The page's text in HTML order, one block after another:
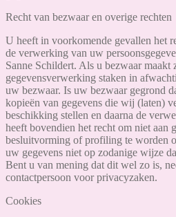
Recht van bezwaar en overige rechten
U heeft in voorkomende gevallen het
de verwerking van uw
Sanne Schildert. Als u bezwaar
gegevensverwerking staken in
uw bezwaar. Is uw bezwaar gegrond
kopieën van gegevens die wij (laten)
beschikking stellen en daarna de
heeft bovendien het recht om niet aan
besluitvorming of profiling te worden
uw gegevens niet op zodanige wijze
Bent u van mening dat dit wel zo is,
contactpersoon voor privacyzaken.
Cookies